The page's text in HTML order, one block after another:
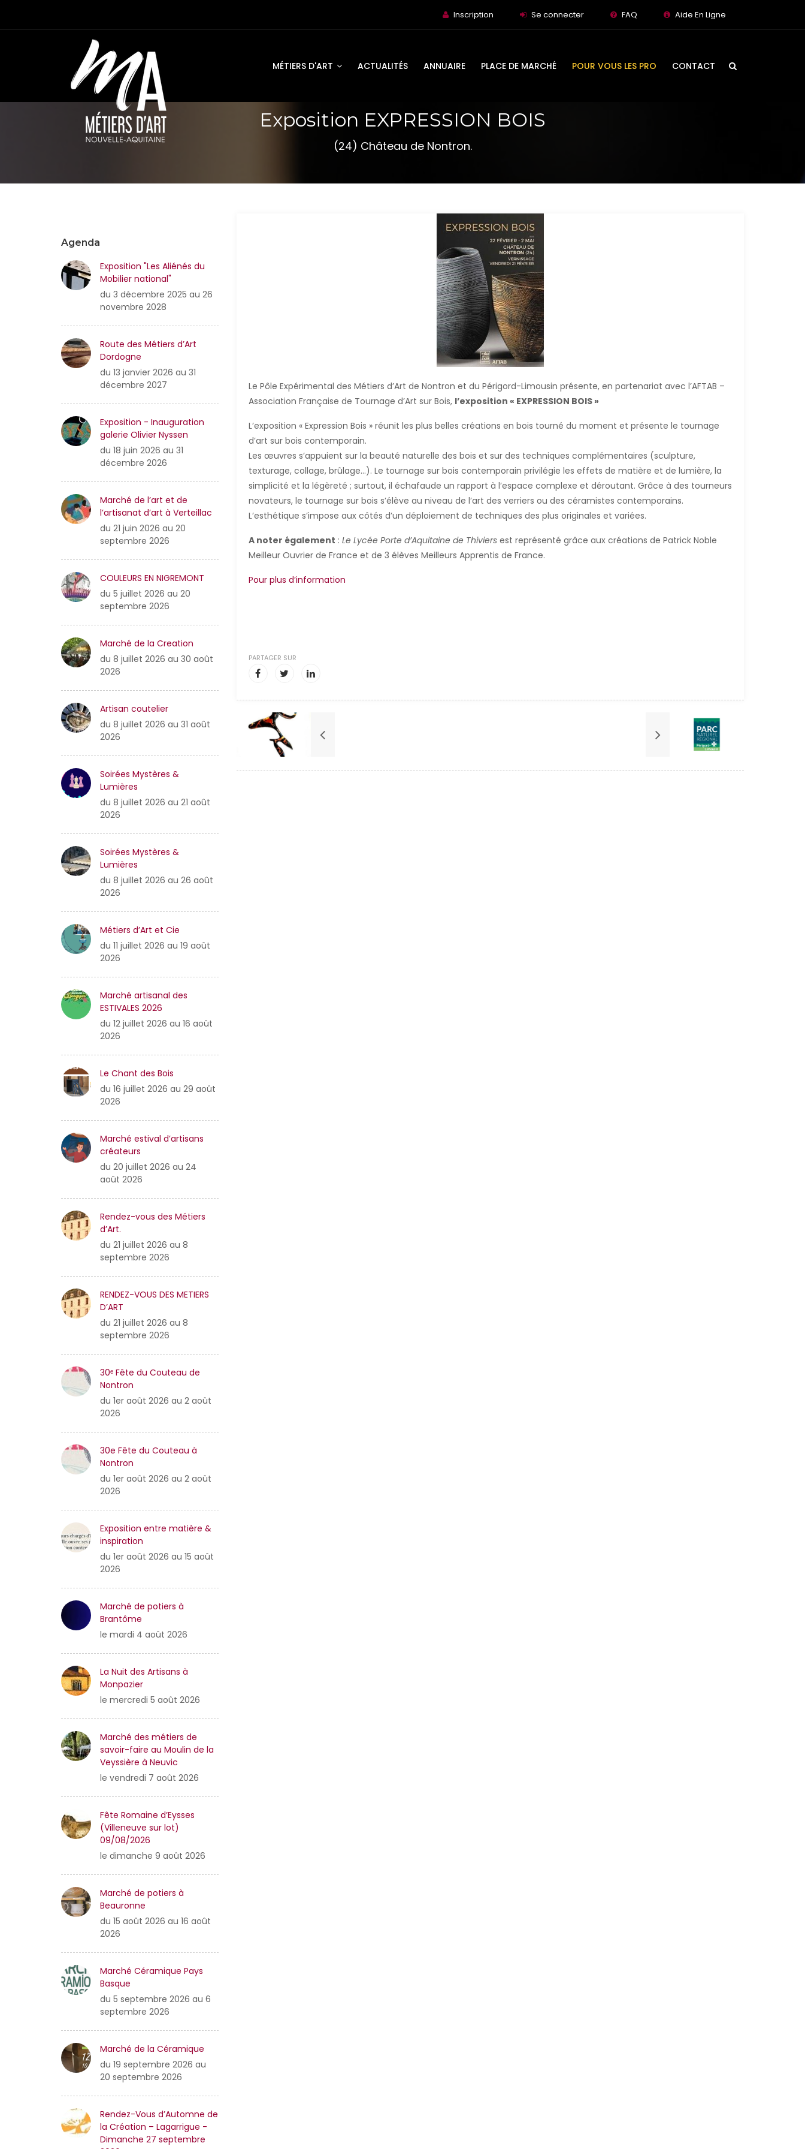
Inscription Se connecter FAQ Aide En Ligne
MÉTIERS D'ART ACTUALITÉS ANNUAIRE PLACE DE MARCHÉ POUR VOUS LES PRO CONTACT
Exposition EXPRESSION BOIS
(24) Château de Nontron.
Agenda
Exposition "Les Aliénés du
Mobilier national"
du 3 décembre 2025 au 26
novembre 2028
Route des Métiers d’Art
Dordogne
du 13 janvier 2026 au 31
décembre 2027
Exposition - Inauguration
galerie Olivier Nyssen
du 18 juin 2026 au 31
décembre 2026
Marché de l’art et de
l’artisanat d’art à Verteillac
du 21 juin 2026 au 20
septembre 2026
COULEURS EN NIGREMONT
du 5 juillet 2026 au 20
septembre 2026
Marché de la Creation
du 8 juillet 2026 au 30 août
2026
Artisan coutelier
du 8 juillet 2026 au 31 août
2026
Soirées Mystères &
Lumières
du 8 juillet 2026 au 21 août
2026
Soirées Mystères &
Lumières
du 8 juillet 2026 au 26 août
2026
Métiers d’Art et Cie
du 11 juillet 2026 au 19 août
2026
Marché artisanal des
ESTIVALES 2026
du 12 juillet 2026 au 16 août
2026
Le Chant des Bois
du 16 juillet 2026 au 29 août
2026
Marché estival d’artisans
créateurs
du 20 juillet 2026 au 24
août 2026
Rendez-vous des Métiers
d’Art.
du 21 juillet 2026 au 8
septembre 2026
RENDEZ-VOUS DES METIERS
D’ART
du 21 juillet 2026 au 8
septembre 2026
30ᵉ Fête du Couteau de
Nontron
du 1er août 2026 au 2 août
2026
30e Fête du Couteau à
Nontron
du 1er août 2026 au 2 août
2026
Exposition entre matière &
inspiration
du 1er août 2026 au 15 août
2026
Marché de potiers à
Brantôme
le mardi 4 août 2026
La Nuit des Artisans à
Monpazier
le mercredi 5 août 2026
Marché des métiers de
savoir-faire au Moulin de la
Veyssière à Neuvic
le vendredi 7 août 2026
Fête Romaine d’Eysses
(Villeneuve sur lot)
09/08/2026
le dimanche 9 août 2026
Marché de potiers à
Beauronne
du 15 août 2026 au 16 août
2026
Marché Céramique Pays
Basque
du 5 septembre 2026 au 6
septembre 2026
Marché de la Céramique
du 19 septembre 2026 au
20 septembre 2026
Rendez-Vous d’Automne de
la Création – Lagarrigue -
Dimanche 27 septembre
Le Pôle Expérimental des Métiers d’Art de Nontron et du Périgord-Limousin présente, en partenariat avec l’AFTAB –
Association Française de Tournage d’Art sur Bois, l’exposition « EXPRESSION BOIS »
L’exposition « Expression Bois » réunit les plus belles créations en bois tourné du moment et présente le tournage
d’art sur bois contemporain.
Les œuvres s’appuient sur la beauté naturelle des bois et sur des techniques complémentaires (sculpture,
texturage, collage, brûlage…). Le tournage sur bois contemporain privilégie les effets de matière et de lumière, la
simplicité et la légèreté ; surtout, il échafaude un rapport à l’espace complexe et déroutant. Grâce à des tourneurs
novateurs, le tournage sur bois s’élève au niveau de l’art des verriers ou des céramistes contemporains.
L’esthétique s’impose aux côtés d’un déploiement de techniques des plus originales et variées.
A noter également : Le Lycée Porte d’Aquitaine de Thiviersest représenté grâce aux créations de Patrick Noble
Meilleur Ouvrier de France et de 3 élèves Meilleurs Apprentis de France.
Pour plus d’information
PARTAGER SUR